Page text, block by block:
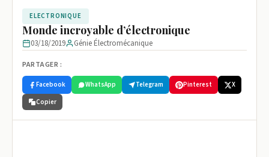
ELECTRONIQUE
Monde incroyable d’électronique
03/18/2019 Génie Électromécanique
PARTAGER :
Facebook WhatsApp Telegram Pinterest
X
Copier